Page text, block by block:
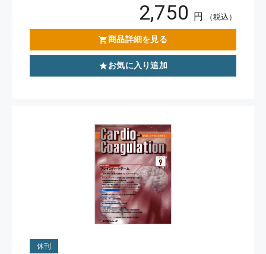
2,750 円 （税込）
商品詳細を見る
お気に入り追加
休刊